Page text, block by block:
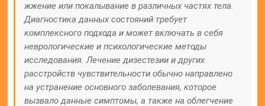
жжение или покалывание в различных частях тела.
Диагностика данных состояний требует
комплексного подхода и может включать в себя
неврологические и психологические методы
исследования. Лечение дизестезии и других
расстройств чувствительности обычно направлено
на устранение основного заболевания, которое
вызвало данные симптомы, а также на облегчение